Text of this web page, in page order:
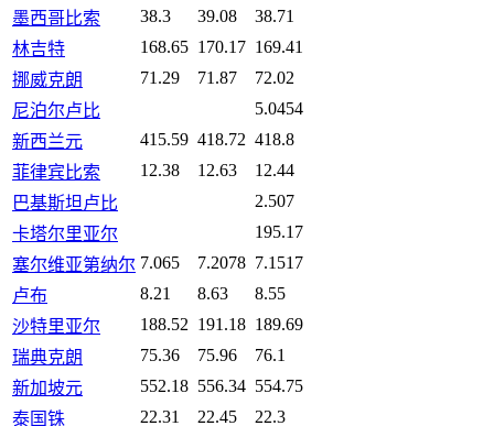
墨西哥比索
38.3 39.08
38.71
林吉特
168.65 170.17 169.41
挪威克朗
71.29 71.87
72.02
尼泊尔卢比
5.0454
新西兰元
415.59 418.72 418.8
菲律宾比索
12.38 12.63
12.44
巴基斯坦卢比
2.507
卡塔尔里亚尔
195.17
塞尔维亚第纳尔 7.065 7.2078 7.1517
卢布
8.21 8.63
8.55
沙特里亚尔
188.52 191.18 189.69
瑞典克朗
75.36 75.96
76.1
新加坡元
552.18 556.34 554.75
泰国铢
22.31 22.45
22.3